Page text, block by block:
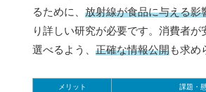
るために、 放射線が食品に与える影
り詳しい研究が必要です。消費者が
選べるよう、 正確な情報公開も求め
メリット 課題・